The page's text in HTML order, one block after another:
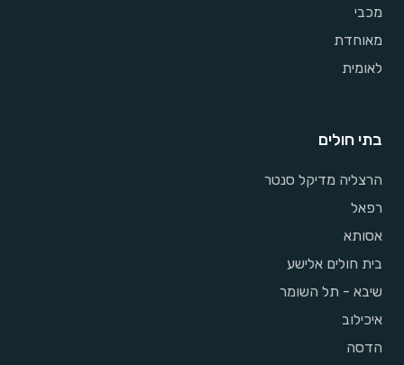
מכבי
מאוחדת
לאומית
בתי חולים
הרצליה מדיקל סנטר
רפאל
אסותא
בית חולים אלישע
שיבא - תל השומר
איכילוב
הדסה